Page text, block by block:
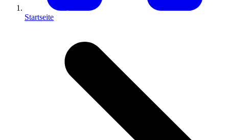
Startseite